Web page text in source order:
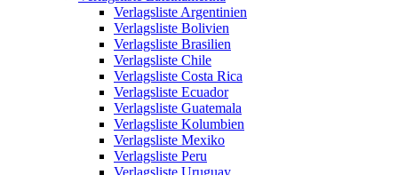
Verlagsliste Argentinien
Verlagsliste Bolivien
Verlagsliste Brasilien
Verlagsliste Chile
Verlagsliste Costa Rica
Verlagsliste Ecuador
Verlagsliste Guatemala
Verlagsliste Kolumbien
Verlagsliste Mexiko
Verlagsliste Peru
Verlagsliste Uruguay